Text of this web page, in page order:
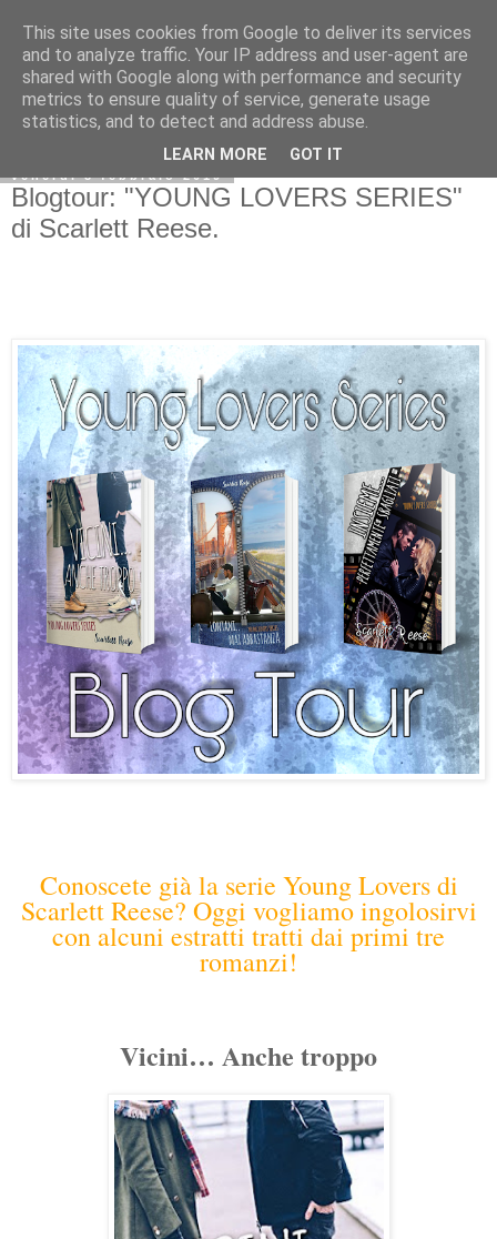
venerdì 8 febbraio 2019
Blogtour: "YOUNG LOVERS SERIES"
di Scarlett Reese.
Conoscete già la serie Young Lovers di
Scarlett Reese? Oggi vogliamo ingolosirvi
con alcuni estratti tratti dai primi tre
romanzi!
Vicini… Anche troppo
This site uses cookies from Google to deliver its services
and to analyze traffic. Your IP address and user-agent are
shared with Google along with performance and security
metrics to ensure quality of service, generate usage
statistics, and to detect and address abuse.
LEARN MORE GOT IT